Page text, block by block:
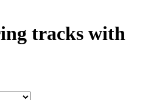
tracks with